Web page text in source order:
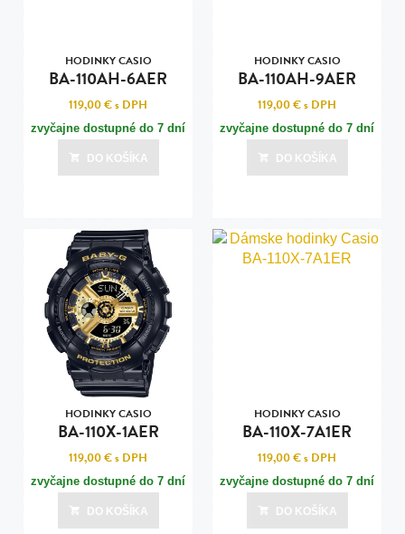
HODINKY CASIO
BA-110AH-6AER
119,00 €s DPH
zvyčajne dostupné do 7 dní
DO KOŠÍKA
HODINKY CASIO
BA-110AH-9AER
119,00 €s DPH
zvyčajne dostupné do 7 dní
DO KOŠÍKA
HODINKY CASIO
BA-110X-1AER
119,00 €s DPH
zvyčajne dostupné do 7 dní
DO KOŠÍKA
HODINKY CASIO
BA-110X-7A1ER
119,00 €s DPH
zvyčajne dostupné do 7 dní
DO KOŠÍKA